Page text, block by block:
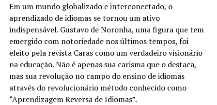
Em um mundo globalizado e interconectado, o
aprendizado de idiomas se tornou um ativo
indispensável. Gustavo de Noronha, uma figura que tem
emergido com notoriedade nos últimos tempos, foi
eleito pela revista Caras como um verdadeiro visionário
na educação. Não é apenas sua carisma que o destaca,
mas sua revolução no campo do ensino de idiomas
através do revolucionário método conhecido como
“Aprendizagem Reversa de Idiomas”.